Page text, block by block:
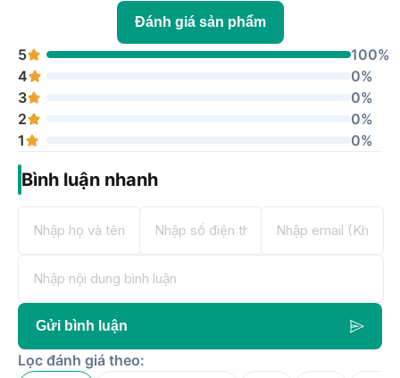
Đánh giá sản phẩm
5
100%
4
0%
3
0%
2
0%
1
0%
Bình luận nhanh
Gửi bình luận
Lọc đánh giá theo: